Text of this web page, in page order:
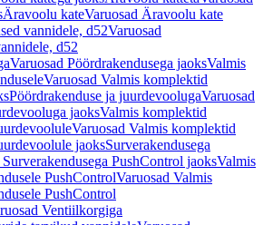
Äravoolu kateVaruosad Äravoolu kate
vannidele, d52Varuosad
d52
Varuosad Pöördrakendusega jaoksValmis
Varuosad Valmis komplektid
Pöördrakenduse ja juurdevoolugaVaruosad
jaoksValmis komplektid
Varuosad Valmis komplektid
jaoksSurverakendusega
PushControl jaoksValmis
PushControlVaruosad Valmis
PushControl
Ventiilkorgiga